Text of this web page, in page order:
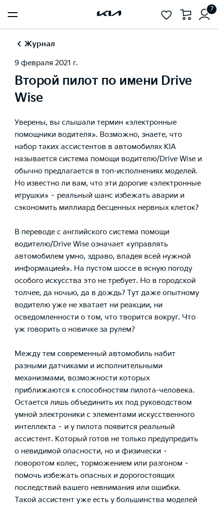
7
Журнал
9 февраля 2021 г.
Второй пилот по имени Drive
Wise
Уверены, вы слышали термин «электронные
помощники водителя». Возможно, знаете, что
набор таких ассистентов в автомобилях KIA
называется система помощи водителю/Drive Wise и
обычно предлагается в топ-исполнениях моделей.
Но известно ли вам, что эти дорогие «электронные
игрушки» – реальный шанс избежать аварии и
сэкономить миллиард бесценных нервных клеток?
В переводе с английского система помощи
водителю/Drive Wise означает «управлять
автомобилем умно, здраво, владея всей нужной
информацией». На пустом шоссе в ясную погоду
особого искусства это не требует. Но в городской
толчее, да ночью, да в дождь? Тут даже опытному
водителю уже не хватает ни реакции, ни
осведомленности о том, что творится вокруг. Что
уж говорить о новичке за рулем?
Между тем современный автомобиль набит
разными датчиками и исполнительными
механизмами, возможности которых
приближаются к способностям пилота-человека.
Остается лишь объединить их под руководством
умной электроники с элементами искусственного
интеллекта – и у пилота появится реальный
ассистент. Который готов не только предупредить
о невидимой опасности, но и физически –
поворотом колес, торможением или разгоном –
помочь избежать опасных и дорогостоящих
последствий вашего невнимания или ошибки.
Такой ассистент уже есть у большинства моделей